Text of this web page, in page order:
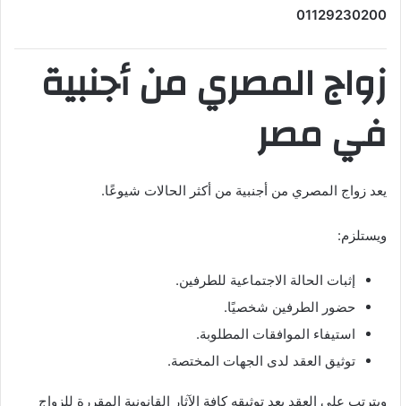
01129230200
زواج المصري من أجنبية
في مصر
يعد زواج المصري من أجنبية من أكثر الحالات شيوعًا.
ويستلزم:
إثبات الحالة الاجتماعية للطرفين.
حضور الطرفين شخصيًا.
استيفاء الموافقات المطلوبة.
توثيق العقد لدى الجهات المختصة.
ويترتب على العقد بعد توثيقه كافة الآثار القانونية المقررة للزواج